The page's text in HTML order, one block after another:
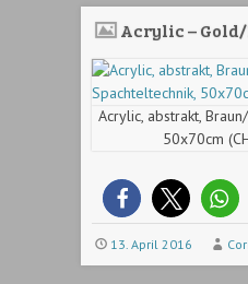
Acrylic –
Acrylic, abstrakt,
50x70cm
13. April 2016